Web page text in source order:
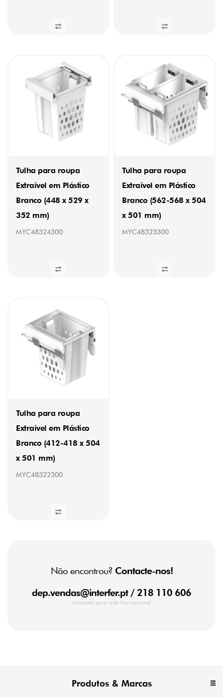
Tulha para roupa
Extraível em Plástico
Branco (448 x 529 x
352 mm)
MYC48324300
Tulha para roupa
Extraível em Plástico
Branco (562-568 x 504
x 501 mm)
MYC48323300
Tulha para roupa
Extraível em Plástico
Branco (412-418 x 504
x 501 mm)
MYC48322300
Não encontrou? Contacte-nos!
dep.vendas@interfer.pt/ 218 110 606
chamada para rede fixa nacional
Produtos & Marcas